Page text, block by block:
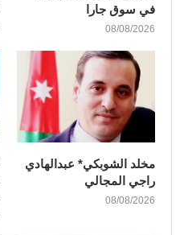
في سوق جارا
08/08/2026
مخلد الشوبكي* عبدالهادي
راجي المجالي
08/08/2026